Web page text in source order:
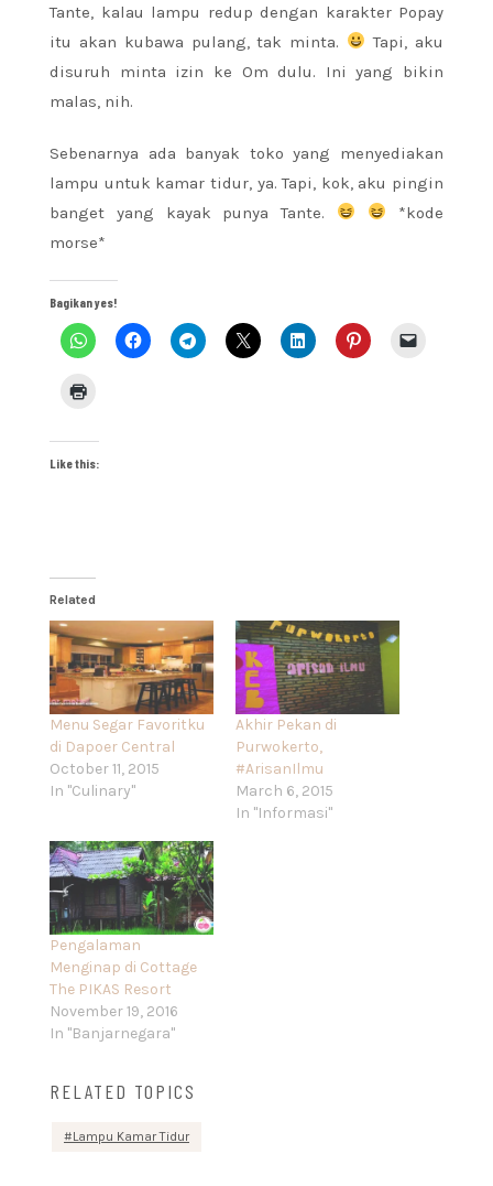
Tante, kalau lampu redup dengan karakter Popay
itu akan kubawa pulang, tak minta.
Tapi, aku
disuruh minta izin ke Om dulu. Ini yang bikin
malas, nih.
Sebenarnya ada banyak toko yang menyediakan
lampu untuk kamar tidur, ya. Tapi, kok, aku pingin
banget yang kayak punya Tante.
*kode
morse*
Bagikan yes!
Like this:
Related
Menu Segar Favoritku
di Dapoer Central
October 11, 2015
In "Culinary"
Akhir Pekan di
Purwokerto,
#ArisanIlmu
March 6, 2015
In "Informasi"
Pengalaman
Menginap di Cottage
The PIKAS Resort
November 19, 2016
In "Banjarnegara"
RELATED TOPICS
Lampu Kamar Tidur